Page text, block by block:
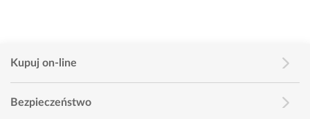
Kupuj on-line
Bezpieczeństwo